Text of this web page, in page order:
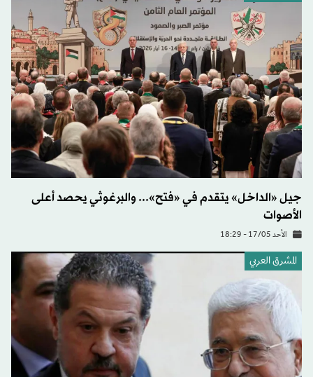
جيل «الداخل» يتقدم في «فتح»... والبرغوثي يحصد أعلى
الأصوات
الأحد 17/05 - 18:29
المشرق العربي